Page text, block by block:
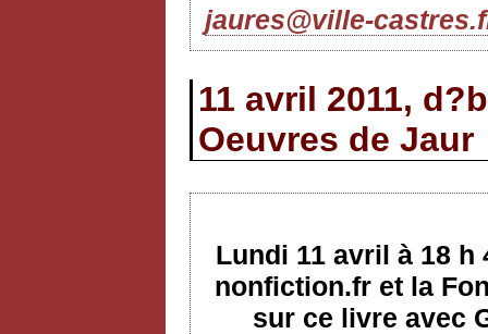
jaures@ville-
11 avril 2011,
Oeuvres de Jaur
Lundi 11 avril à 18 h
nonfiction.fr et la
sur ce livre avec